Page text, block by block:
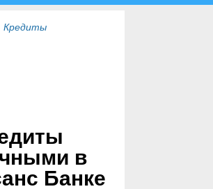
Кредиты
в
Банке